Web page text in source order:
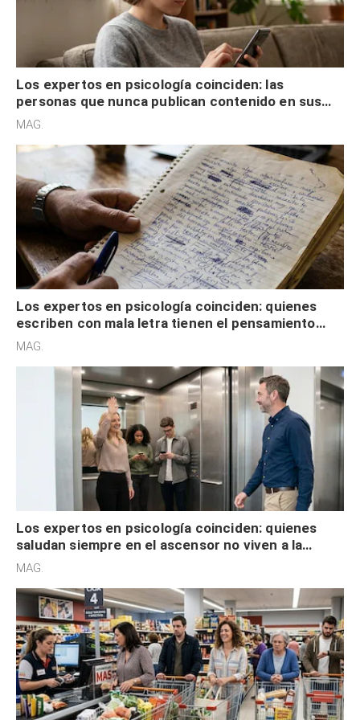
Los expertos en psicología coinciden: las
personas que nunca publican contenido en sus
redes sociales no pretenden buscar validación
MAG.
Los expertos en psicología coinciden: quienes
escriben con mala letra tienen el pensamiento
acelerado y no lo hacen por desinterés
MAG.
Los expertos en psicología coinciden: quienes
saludan siempre en el ascensor no viven a la
defensiva y tienen apertura social
MAG.